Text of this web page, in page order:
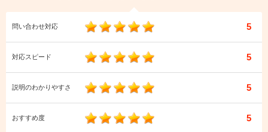
問い合わせ対応 5
対応スピード 5
説明のわかりやすさ 5
おすすめ度 5